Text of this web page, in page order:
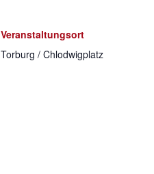
Veranstaltungsort
Torburg / Chlodwigplatz